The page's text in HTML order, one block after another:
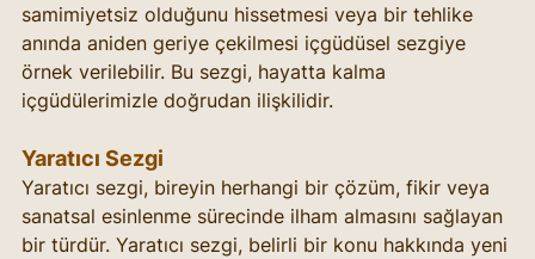
samimiyetsiz olduğunu hissetmesi veya bir tehlike
anında aniden geriye çekilmesi içgüdüsel sezgiye
örnek verilebilir. Bu sezgi, hayatta kalma
içgüdülerimizle doğrudan ilişkilidir.
Yaratıcı Sezgi
Yaratıcı sezgi, bireyin herhangi bir çözüm, fikir veya
sanatsal esinlenme sürecinde ilham almasını sağlayan
bir türdür. Yaratıcı sezgi, belirli bir konu hakkında yeni